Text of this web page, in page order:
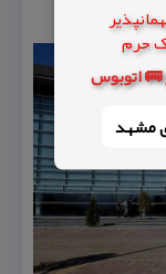
🚌 اتوبوس
مشهد